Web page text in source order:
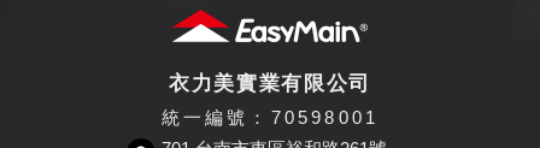
衣力美實業有限公司
統一編號：70598001